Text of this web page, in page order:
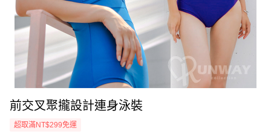
前交叉聚攏設計連身泳裝
超取滿NT$299免運